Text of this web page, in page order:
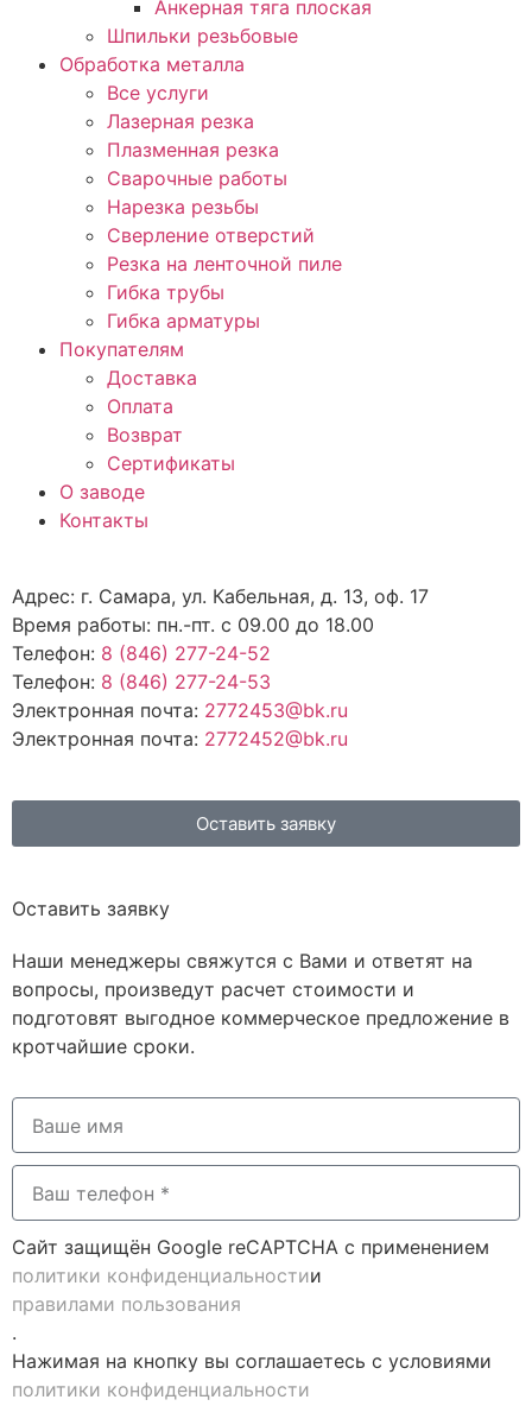
Анкерная тяга плоская
Шпильки резьбовые
Обработка металла
Все услуги
Лазерная резка
Плазменная резка
Сварочные работы
Нарезка резьбы
Сверление отверстий
Резка на ленточной пиле
Гибка трубы
Гибка арматуры
Покупателям
Доставка
Оплата
Возврат
Сертификаты
О заводе
Контакты
Адрес: г. Самара, ул. Кабельная, д. 13, оф. 17
Время работы: пн.-пт. с 09.00 до 18.00
Телефон: 8 (846) 277-24-52
Телефон: 8 (846) 277-24-53
Электронная почта: 2772453@bk.ru
Электронная почта: 2772452@bk.ru
Оставить заявку
Оставить заявку
Наши менеджеры свяжутся с Вами и ответят на
вопросы, произведут расчет стоимости и
подготовят выгодное коммерческое предложение в
кротчайшие сроки.
Сайт защищён Google reCAPTCHA с применением
политики конфиденциальностии
правилами пользования
.
Нажимая на кнопку вы соглашаетесь с условиями
политики конфиденциальности